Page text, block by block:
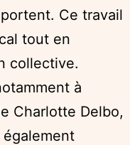
Ce travail
tout en
collective.
à
Charlotte Delbo,
également